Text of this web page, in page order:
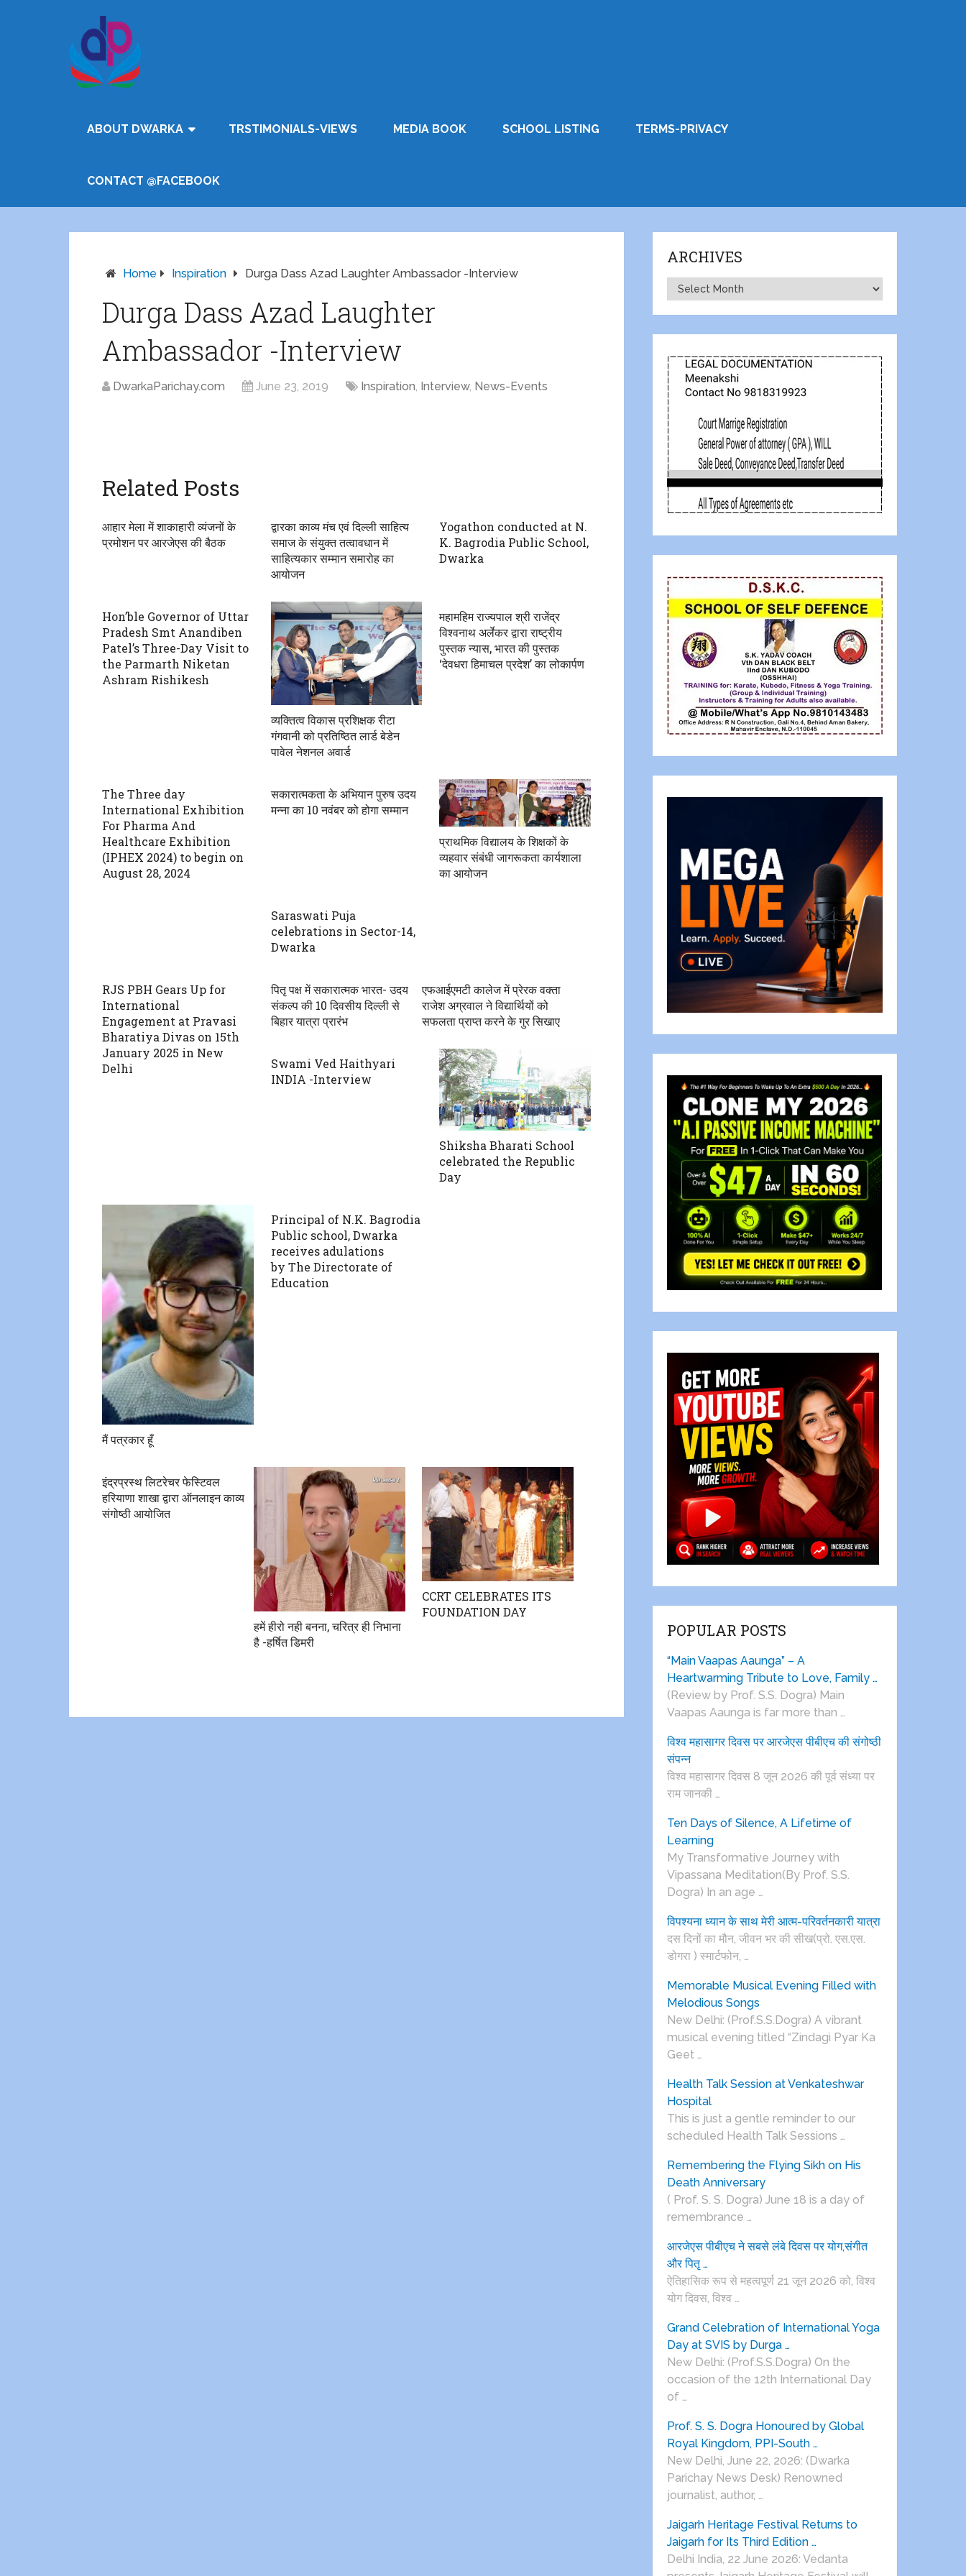
ABOUT DWARKA TRSTIMONIALS-VIEWS MEDIA BOOK SCHOOL LISTING TERMS-PRIVACY
CONTACT @FACEBOOK
Home Inspiration Durga Dass Azad Laughter Ambassador -Interview
Durga Dass Azad Laughter
Ambassador -Interview
DwarkaParichay.com June 23, 2019 Inspiration, Interview, News-Events
Related Posts
आहार मेला में शाकाहारी व्यंजनों के
प्रमोशन पर आरजेएस की बैठक
द्वारका काव्य मंच एवं दिल्ली साहित्य
समाज के संयुक्त तत्वावधान में
साहित्यकार सम्मान समारोह का
आयोजन
Yogathon conducted at N.
K. Bagrodia Public School,
Dwarka
Hon’ble Governor of Uttar
Pradesh Smt Anandiben
Patel’s Three-Day Visit to
the Parmarth Niketan
Ashram Rishikesh
व्यक्तित्व विकास प्रशिक्षक रीटा
गंगवानी को प्रतिष्ठित लार्ड बेडेन
पावेल नेशनल अवार्ड
महामहिम राज्यपाल श्री राजेंद्र
विश्वनाथ अर्लेकर द्वारा राष्ट्रीय
पुस्तक न्यास, भारत की पुस्तक
‘देवधरा हिमाचल प्रदेश’ का लोकार्पण
The Three day
International Exhibition
For Pharma And
Healthcare Exhibition
(IPHEX 2024) to begin on
August 28, 2024
सकारात्मकता के अभियान पुरुष उदय
मन्ना का 10 नवंबर को होगा सम्मान
प्राथमिक विद्यालय के शिक्षकों के
व्यहवार संबंधी जागरूकता कार्यशाला
का आयोजन
Saraswati Puja
celebrations in Sector-14,
Dwarka
RJS PBH Gears Up for
International
Engagement at Pravasi
Bharatiya Divas on 15th
January 2025 in New
Delhi
पितृ पक्ष में सकारात्मक भारत- उदय
संकल्प की 10 दिवसीय दिल्ली से
बिहार यात्रा प्रारंभ
एफआईएमटी कालेज में प्रेरक वक्ता
राजेश अग्रवाल ने विद्यार्थियों को
सफलता प्राप्त करने के गुर सिखाए
Swami Ved Haithyari
INDIA -Interview
Shiksha Bharati School
celebrated the Republic
Day
मैं पत्रकार हूँ
Principal of N.K. Bagrodia
Public school, Dwarka
receives adulations
by The Directorate of
Education
इंद्रप्रस्थ लिटरेचर फेस्टिवल
हरियाणा शाखा द्वारा ऑनलाइन काव्य
संगोष्ठी आयोजित
हमें हीरो नही बनना, चरित्र ही निभाना
है -हर्षित डिमरी
CCRT CELEBRATES ITS
FOUNDATION DAY
ARCHIVES
Archives
POPULAR POSTS
“Main Vaapas Aaunga” – A
Heartwarming Tribute to Love, Family …
(Review by Prof. S.S. Dogra) Main
Vaapas Aaunga is far more than …
विश्व महासागर दिवस पर आरजेएस पीबीएच की संगोष्ठी
संपन्न
विश्व महासागर दिवस 8 जून 2026 की पूर्व संध्या पर
राम जानकी …
Ten Days of Silence, A Lifetime of
Learning
My Transformative Journey with
Vipassana Meditation(By Prof. S.S.
Dogra) In an age …
विपश्यना ध्यान के साथ मेरी आत्म-परिवर्तनकारी यात्रा
दस दिनों का मौन, जीवन भर की सीख(प्रो. एस.एस.
डोगरा ) स्मार्टफोन, …
Memorable Musical Evening Filled with
Melodious Songs
New Delhi: (Prof.S.S.Dogra) A vibrant
musical evening titled “Zindagi Pyar Ka
Geet …
Health Talk Session at Venkateshwar
Hospital
This is just a gentle reminder to our
scheduled Health Talk Sessions …
Remembering the Flying Sikh on His
Death Anniversary
( Prof. S. S. Dogra) June 18 is a day of
remembrance …
आरजेएस पीबीएच ने सबसे लंबे दिवस पर योग,संगीत
और पितृ …
ऐतिहासिक रूप से महत्वपूर्ण 21 जून 2026 को, विश्व
योग दिवस, विश्व …
Grand Celebration of International Yoga
Day at SVIS by Durga …
New Delhi: (Prof.S.S.Dogra) On the
occasion of the 12th International Day
of …
Prof. S. S. Dogra Honoured by Global
Royal Kingdom, PPI-South …
New Delhi, June 22, 2026: (Dwarka
Parichay News Desk) Renowned
journalist, author, …
Jaigarh Heritage Festival Returns to
Jaigarh for Its Third Edition …
Delhi India, 22 June 2026: Vedanta